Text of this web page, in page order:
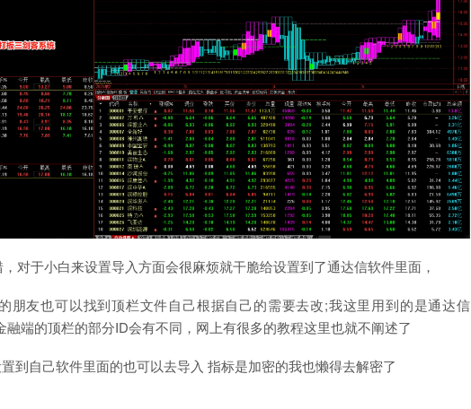
对于小白来设置导入方面会很麻烦就干脆给设置到了通达信软件里面，
朋友也可以找到顶栏文件自己根据自己的需要去改;我这里用到的是通达信
端的顶栏的部分ID会有不同，网上有很多的教程这里也就不阐述了
到自己软件里面的也可以去导入 指标是加密的我也懒得去解密了